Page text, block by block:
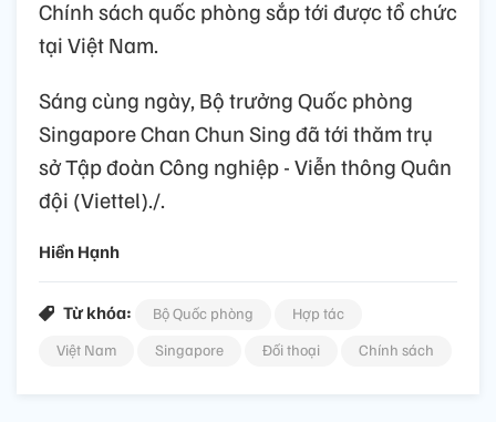
Chính sách quốc phòng sắp tới được tổ chức
tại Việt Nam.
Sáng cùng ngày, Bộ trưởng Quốc phòng
Singapore Chan Chun Sing đã tới thăm trụ
sở Tập đoàn Công nghiệp - Viễn thông Quân
đội (Viettel)./.
Hiền Hạnh
Từ khóa: Bộ Quốc phòng
Hợp tác
Việt Nam
Singapore Đối thoại Chính sách